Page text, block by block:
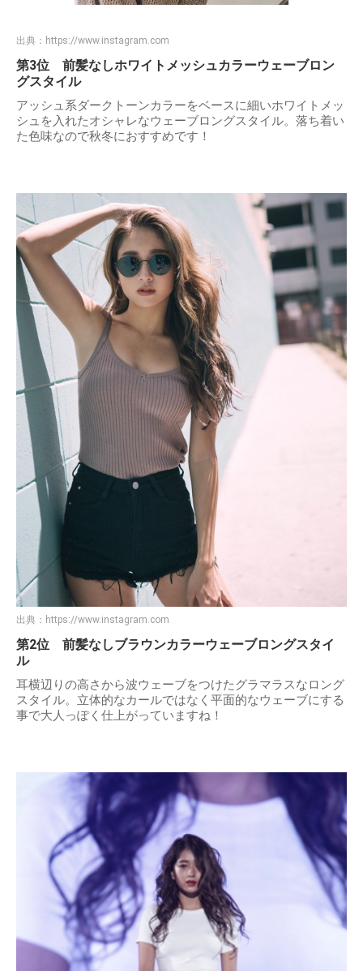
出典： https://www.instagram.com
第3位 前髪なしホワイトメッシュカラーウェーブロン
グスタイル
アッシュ系ダークトーンカラーをベースに細いホワイトメッ
シュを入れたオシャレなウェーブロングスタイル。落ち着い
た色味なので秋冬におすすめです！
出典： https://www.instagram.com
第2位 前髪なしブラウンカラーウェーブロングスタイ
ル
耳横辺りの高さから波ウェーブをつけたグラマラスなロング
スタイル。立体的なカールではなく平面的なウェーブにする
事で大人っぽく仕上がっていますね！